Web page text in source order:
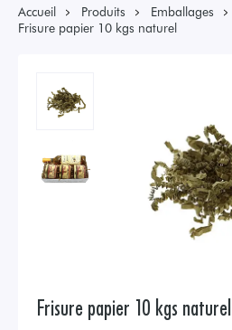
Accueil Produits Emballages
Frisure papier 10 kgs naturel
Frisure papier 10 kgs naturel